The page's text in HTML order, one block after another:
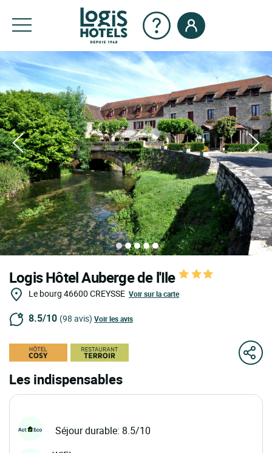
Logis Hôtel Auberge de l'Ile
Le bourg 46600 CREYSSE Voir sur la carte
8.5/10 (98 avis) Voir les avis
Les indispensables
Séjour durable: 8.5/10